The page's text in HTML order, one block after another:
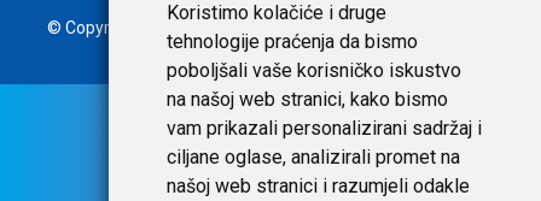
Koristimo kolačiće i druge
tehnologije praćenja da bismo
poboljšali vaše korisničko iskustvo
na našoj web stranici, kako bismo
vam prikazali personalizirani sadržaj i
ciljane oglase, analizirali promet na
našoj web stranici i razumjeli odakle
© Copyright 2020. Laudato d.o.o. | Tečaj konverzije: 1 EUR =
7,53450 HRK | Uvjeti i privatnost